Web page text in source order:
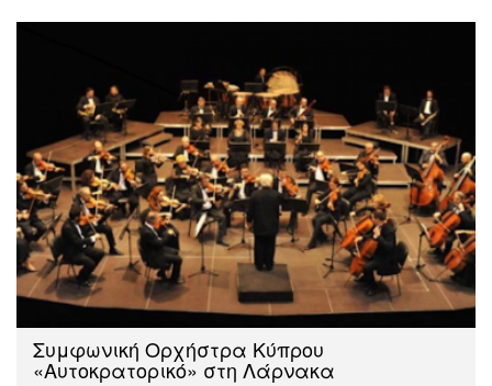
Συμφωνική Ορχήστρα Κύπρου
«Αυτοκρατορικό» στη Λάρνακα